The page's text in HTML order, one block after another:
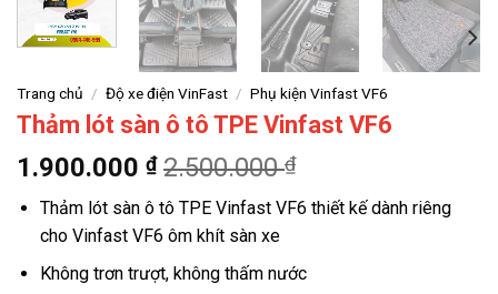
Trang chủ / Độ xe điện VinFast / Phụ kiện Vinfast VF6
Thảm lót sàn ô tô TPE Vinfast VF6
1.900.000 ₫ 2.500.000₫
Thảm lót sàn ô tô TPE Vinfast VF6 thiết kế dành riêng
cho Vinfast VF6 ôm khít sàn xe
Không trơn trượt, không thấm nước